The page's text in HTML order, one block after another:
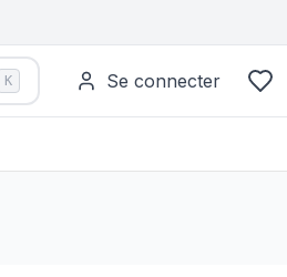
K Se connecter